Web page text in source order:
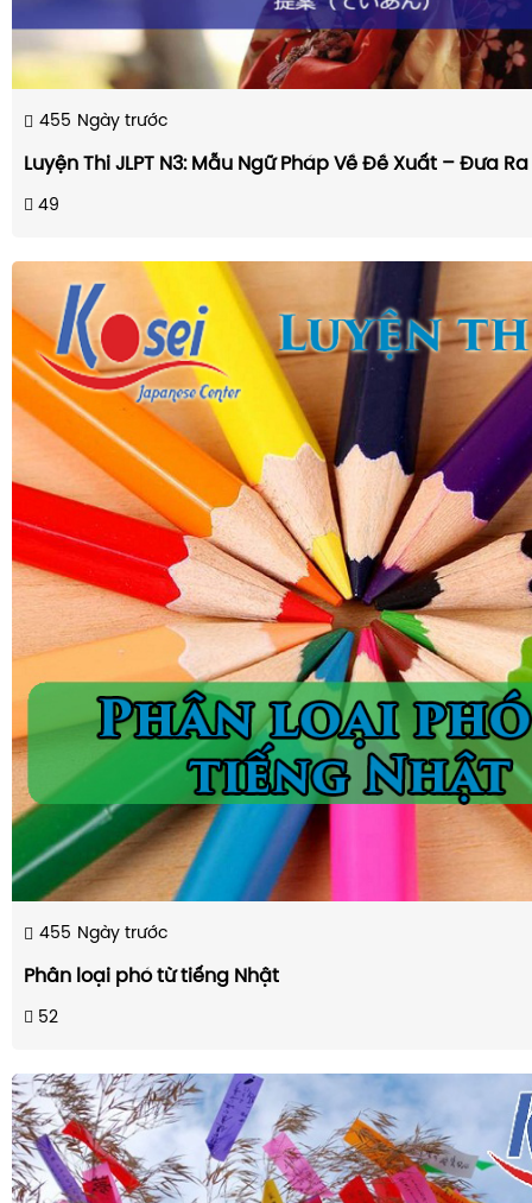
455 Ngày trước
Luyện Thi JLPT N3: Mẫu Ngữ Pháp Về Đề Xuất – Đưa Ra
49
455 Ngày trước
Phân loại phó từ tiếng Nhật
52